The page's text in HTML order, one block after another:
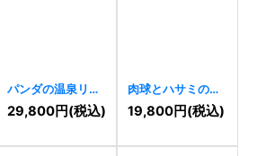
パンダの温泉リラ
ックスロゴ
11399 ]
29,800円(税込)
肉球とハサミのペ
ットケアロゴ
11398 ]
19,800円(税込)